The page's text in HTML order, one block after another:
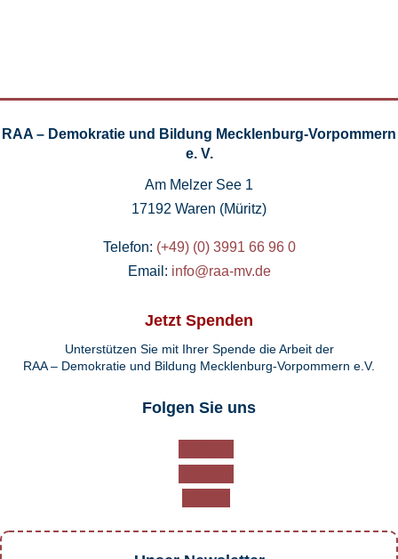
RAA – Demokratie und Bildung Mecklenburg-Vorpommern
e. V.
Am Melzer See 1
17192 Waren (Müritz)
Telefon: (+49) (0) 3991 66 96 0
Email: info@raa-mv.de
Jetzt Spenden
Unterstützen Sie mit Ihrer Spende die Arbeit der
RAA – Demokratie und Bildung Mecklenburg-Vorpommern e.V.
Folgen Sie uns